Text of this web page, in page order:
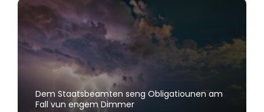
Dem Staatsbeamten seng Obligatiounen am
Fall vun engem Dimmer